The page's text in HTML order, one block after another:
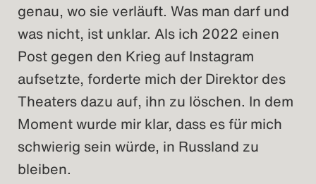
genau, wo sie verläuft. Was man darf und
was nicht, ist unklar. Als ich 2022 einen
Post gegen den Krieg auf Instagram
aufsetzte, forderte mich der Direktor des
Theaters dazu auf, ihn zu löschen. In dem
Moment wurde mir klar, dass es für mich
schwierig sein würde, in Russland zu
bleiben.